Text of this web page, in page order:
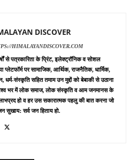
DISCOVER
HIMALAYANDISCOVER.COM
से पत्रकारिता के प्रिंट, इलेक्ट्रॉनिक व सोशल
प्लेटफॉर्म पर सामाजिक, आर्थिक, राजनैतिक, धार्मिक,
धर्म-संस्कृति सहित तमाम उन मुद्दों को बेबाकी से उठाना
भर में लोक समाज, लोक संस्कृति व आम जनमानस के
हो व हर उस सकारात्मक पहलु की बात करना जो
सुखाय: सर्व जन हिताय हो.